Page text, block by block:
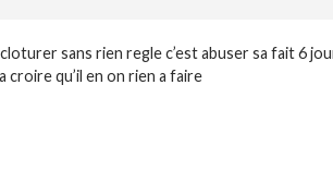
sans rien regle c’est abuser sa fait 6
qu’il en on rien a faire